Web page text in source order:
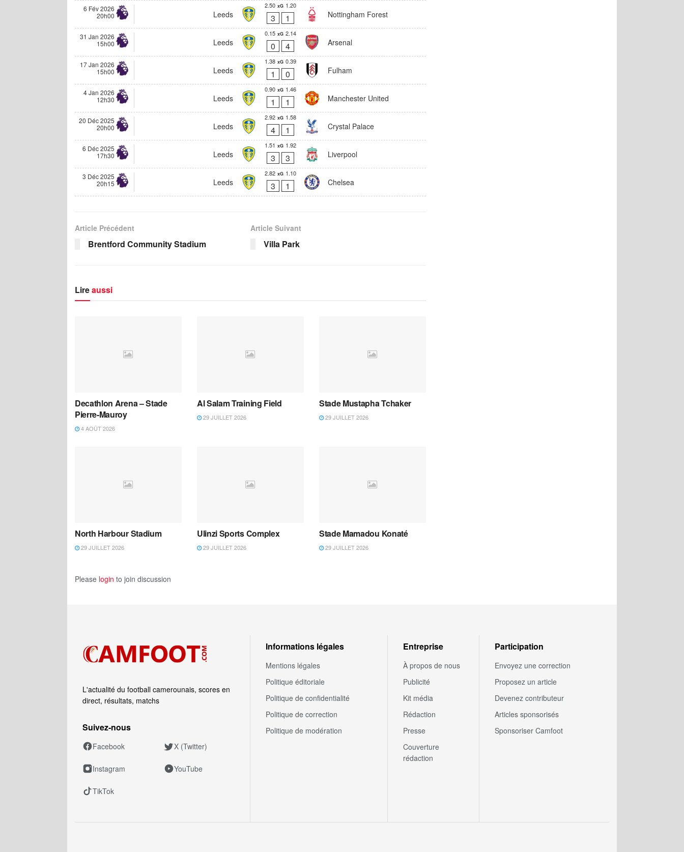
6 Fév 2026
20h00
Leeds
2.50 xG 1.20
3 1 Nottingham Forest
31 Jan 2026
15h00
Leeds
0.15 xG 2.14
0 4 Arsenal
17 Jan 2026
15h00
Leeds
1.38 xG 0.39
1 0 Fulham
4 Jan 2026
12h30
Leeds
0.90 xG 1.46
1 1 Manchester United
20 Déc 2025
20h00
Leeds
2.92 xG 1.58
4 1 Crystal Palace
6 Déc 2025
17h30
Leeds
1.51 xG 1.92
3 3 Liverpool
3 Déc 2025
20h15
Leeds
2.82 xG 1.10
3 1 Chelsea
Article Précédent
Brentford Community Stadium
Article Suivant
Villa Park
Lireaussi
Decathlon Arena – Stade
Pierre-Mauroy
4 AOÛT 2026
Al Salam Training Field
29 JUILLET 2026
Stade Mustapha Tchaker
29 JUILLET 2026
North Harbour Stadium
29 JUILLET 2026
Ulinzi Sports Complex
29 JUILLET 2026
Stade Mamadou Konaté
29 JUILLET 2026
Please login to join discussion
L'actualité du football camerounais, scores en
direct, résultats, matchs
Suivez‑nous
Facebook X (Twitter)
Instagram YouTube
TikTok
Informations légales
Mentions légales
Politique éditoriale
Politique de confidentialité
Politique de correction
Politique de modération
Entreprise
À propos de nous
Publicité
Kit média
Rédaction
Presse
Couverture
rédaction
Participation
Envoyez une correction
Proposez un article
Devenez contributeur
Articles sponsorisés
Sponsoriser Camfoot